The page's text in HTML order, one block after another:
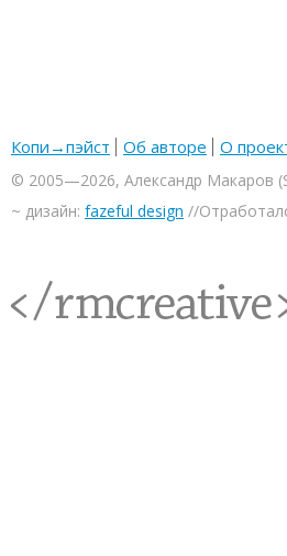
Копи→пэйст Об авторе О
© 2005—2026, Александр Макаров
~ дизайн: fazeful design //
<rmcreative/>